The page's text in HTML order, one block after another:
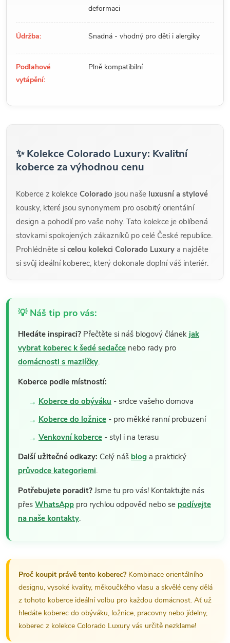
deformaci
Údržba: Snadná - vhodný pro děti i alergiky
Podlahové
vytápění:
Plně kompatibilní
✨ Kolekce Colorado Luxury: Kvalitní
koberce za výhodnou cenu
Koberce z kolekce Colorado jsou naše luxusní a stylové
kousky, které jsou synonymem pro osobitý orientální
design a pohodlí pro vaše nohy. Tato kolekce je oblíbená
stovkami spokojených zákazníků po celé České republice.
Prohlédněte si celou kolekci Colorado Luxury a najděte
si svůj ideální koberec, který dokonale doplní váš interiér.
💡 Náš tip pro vás:
Hledáte inspiraci? Přečtěte si náš blogový článek jak
vybrat koberec k šedé sedačce nebo rady pro
domácnosti s mazlíčky.
Koberce podle místností:
Koberce do obýváku - srdce vašeho domova
Koberce do ložnice - pro měkké ranní probuzení
Venkovní koberce - styl i na terasu
Další užitečné odkazy: Celý náš blog a praktický
průvodce kategoriemi.
Potřebujete poradit? Jsme tu pro vás! Kontaktujte nás
přes WhatsApp pro rychlou odpověď nebo se podívejte
na naše kontakty.
Proč koupit právě tento koberec?Kombinace orientálního
designu, vysoké kvality, měkoučkého vlasu a skvělé ceny dělá
z tohoto koberce ideální volbu pro každou domácnost. Ať už
hledáte koberec do obýváku, ložnice, pracovny nebo jídelny,
koberec z kolekce Colorado Luxury vás určitě nezklame!